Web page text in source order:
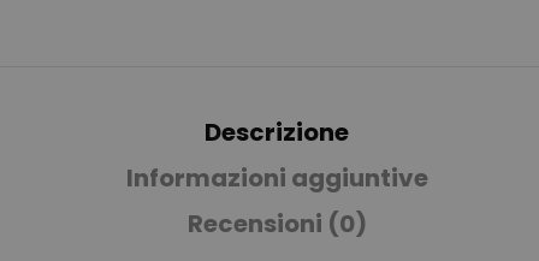
Descrizione
Informazioni aggiuntive
Recensioni (0)